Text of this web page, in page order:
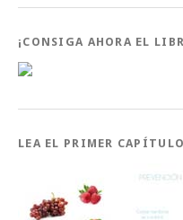
¡CONSIGA AHORA EL
LEA EL PRIMER